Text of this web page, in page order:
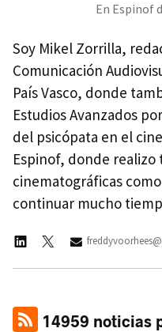
En Espinof
Soy Mikel Zorrilla,
Comunicación
País Vasco, donde
Estudios Avanzados
del psicópata en el
Espinof, donde
cinematográficas
continuar mucho
14959 noticias